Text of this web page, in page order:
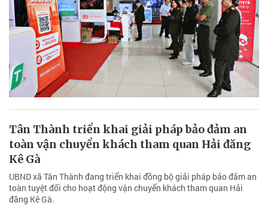
Tân Thành triển khai giải pháp bảo đảm an
toàn vận chuyển khách tham quan Hải đăng
Kê Gà
UBND xã Tân Thành đang triển khai đồng bộ giải pháp bảo đảm an
toàn tuyệt đối cho hoạt động vận chuyển khách tham quan Hải
đăng Kê Gà.